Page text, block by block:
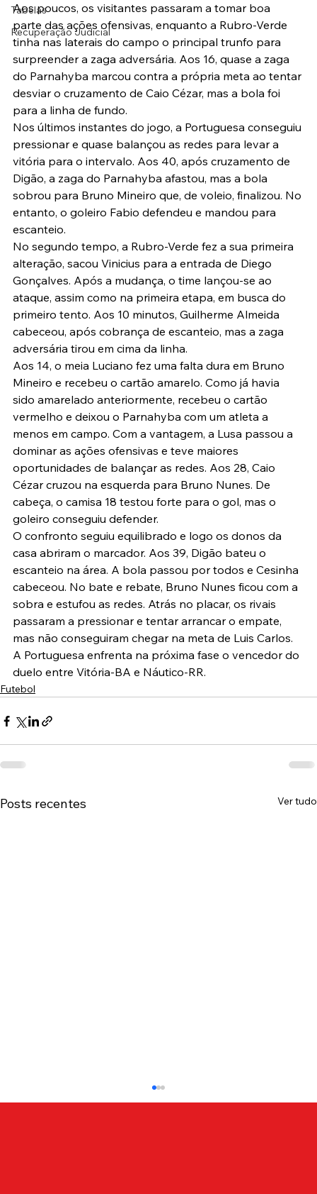
Tabelas
Recuperação Judicial
Aos poucos, os visitantes passaram a tomar boa
parte das ações ofensivas, enquanto a Rubro-Verde
tinha nas laterais do campo o principal trunfo para
surpreender a zaga adversária. Aos 16, quase a zaga
do Parnahyba marcou contra a própria meta ao tentar
desviar o cruzamento de Caio Cézar, mas a bola foi
para a linha de fundo.
Nos últimos instantes do jogo, a Portuguesa conseguiu
pressionar e quase balançou as redes para levar a
vitória para o intervalo. Aos 40, após cruzamento de
Digão, a zaga do Parnahyba afastou, mas a bola
sobrou para Bruno Mineiro que, de voleio, finalizou. No
entanto, o goleiro Fabio defendeu e mandou para
escanteio.
No segundo tempo, a Rubro-Verde fez a sua primeira
alteração, sacou Vinicius para a entrada de Diego
Gonçalves. Após a mudança, o time lançou-se ao
ataque, assim como na primeira etapa, em busca do
primeiro tento. Aos 10 minutos, Guilherme Almeida
cabeceou, após cobrança de escanteio, mas a zaga
adversária tirou em cima da linha.
Aos 14, o meia Luciano fez uma falta dura em Bruno
Mineiro e recebeu o cartão amarelo. Como já havia
sido amarelado anteriormente, recebeu o cartão
vermelho e deixou o Parnahyba com um atleta a
menos em campo. Com a vantagem, a Lusa passou a
dominar as ações ofensivas e teve maiores
oportunidades de balançar as redes. Aos 28, Caio
Cézar cruzou na esquerda para Bruno Nunes. De
cabeça, o camisa 18 testou forte para o gol, mas o
goleiro conseguiu defender.
O confronto seguiu equilibrado e logo os donos da
casa abriram o marcador. Aos 39, Digão bateu o
escanteio na área. A bola passou por todos e Cesinha
cabeceou. No bate e rebate, Bruno Nunes ficou com a
sobra e estufou as redes. Atrás no placar, os rivais
passaram a pressionar e tentar arrancar o empate,
mas não conseguiram chegar na meta de Luis Carlos.
A Portuguesa enfrenta na próxima fase o vencedor do
duelo entre Vitória-BA e Náutico-RR.
Futebol
Posts recentes Ver tudo